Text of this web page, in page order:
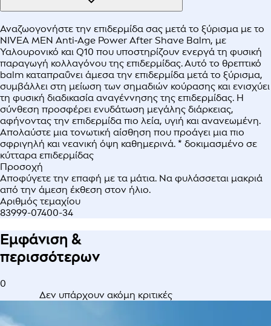
Αναζωογονήστε την επιδερμίδα σας μετά το ξύρισμα με το
NIVEA MEN Anti‑Age Power After Shave Balm, με
Υαλουρονικό και Q10 που υποστηρίζουν ενεργά τη φυσική
παραγωγή κολλαγόνου της επιδερμίδας. Αυτό το θρεπτικό
balm καταπραΰνει άμεσα την επιδερμίδα μετά το ξύρισμα,
συμβάλλει στη μείωση των σημαδιών κούρασης και ενισχύει
τη φυσική διαδικασία αναγέννησης της επιδερμίδας. Η
σύνθεση προσφέρει ενυδάτωση μεγάλης διάρκειας,
αφήνοντας την επιδερμίδα πιο λεία, υγιή και ανανεωμένη.
Απολαύστε μια τονωτική αίσθηση που προάγει μια πιο
σφριγηλή και νεανική όψη καθημερινά. * δοκιμασμένο σε
κύτταρα επιδερμίδας
Προσοχή
Αποφύγετε την επαφή με τα μάτια. Να φυλάσσεται μακριά
από την άμεση έκθεση στον ήλιο.
Αριθμός τεμαχίου
83999-07400-34
Εμφάνιση &
περισσότερων
0
Δεν υπάρχουν ακόμη κριτικές